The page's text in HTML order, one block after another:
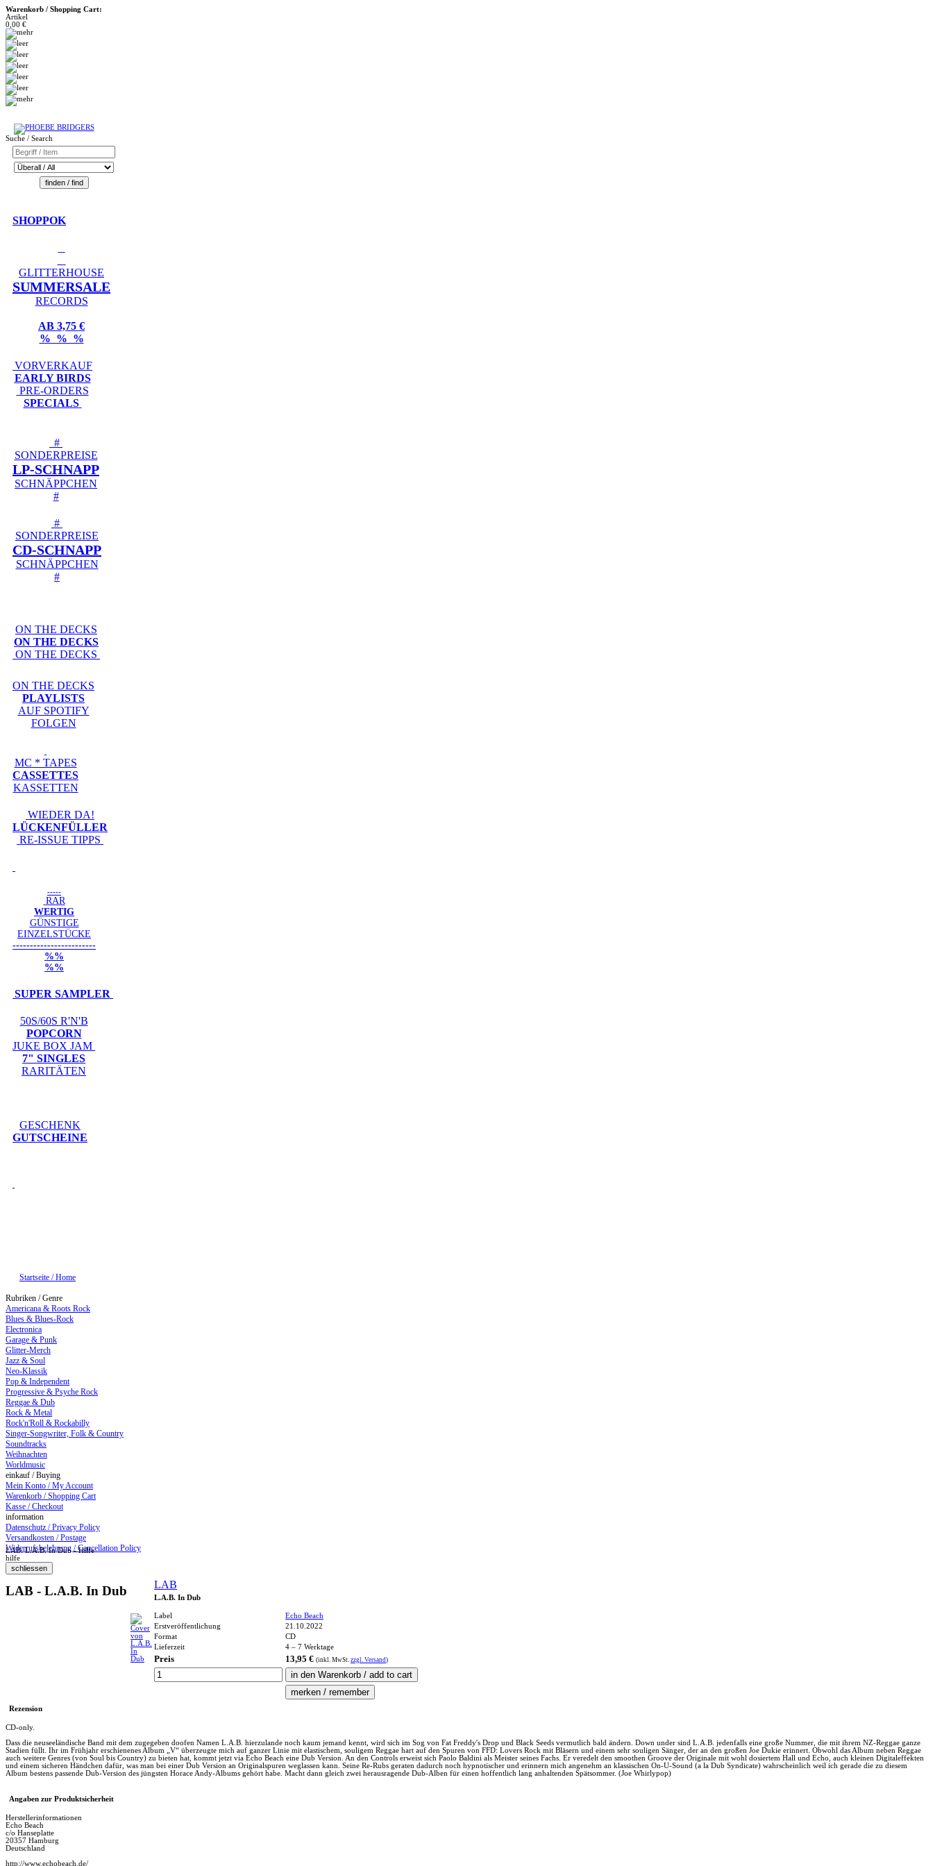
Warenkorb / Shopping Cart:
Artikel
0,00 €
Suche / Search
SHOPPOK
GLITTERHOUSE
SUMMERSALE
RECORDS
AB 3,75 €
% % %
VORVERKAUF
EARLY BIRDS
PRE-ORDERS
SPECIALS
#
SONDERPREISE
LP-SCHNAPP
SCHNÄPPCHEN
#
#
SONDERPREISE
CD-SCHNAPP
SCHNÄPPCHEN
#
ON THE DECKS
ON THE DECKS
ON THE DECKS
ON THE DECKS
PLAYLISTS
AUF SPOTIFY
FOLGEN
MC * TAPES
CASSETTES
KASSETTEN
WIEDER DA!
LÜCKENFÜLLER
RE-ISSUE TIPPS
-----
RAR
WERTIG
GÜNSTIGE
EINZELSTÜCKE
------------------------
%%
%%
SUPER SAMPLER
50S/60S R'N'B
POPCORN
JUKE BOX JAM
7" SINGLES
RARITÄTEN
GESCHENK
GUTSCHEINE
Startseite / Home
Rubriken / Genre
Americana & Roots Rock
Blues & Blues-Rock
Electronica
Garage & Punk
Glitter-Merch
Jazz & Soul
Neo-Klassik
Pop & Independent
Progressive & Psyche Rock
Reggae & Dub
Rock & Metal
Rock'n'Roll & Rockabilly
Singer-Songwriter, Folk & Country
Soundtracks
Weihnachten
Worldmusic
einkauf / Buying
Mein Konto / My Account
Warenkorb / Shopping Cart
Kasse / Checkout
information
Datenschutz / Privacy Policy
Versandkosten / Postage
Widerrufsbelehrung / Cancellation Policy
LAB: L.A.B. In Dub - Hilfe
hilfe
LAB - L.A.B. In Dub LAB
L.A.B. In Dub
Label
Echo Beach
Erstveröffentlichung
21.10.2022
Format
CD
Lieferzeit
4 – 7 Werktage
Preis 13,95 € (inkl. MwSt. zzgl. Versand)
Rezension
CD-only.
Dass die neuseeländische Band mit dem zugegeben doofen Namen L.A.B. hierzulande noch kaum jemand kennt, wird sich im Sog von Fat Freddy's Drop und Black Seeds vermutlich bald ändern. Down under sind L.A.B. jedenfalls eine große Nummer, die mit ihrem NZ-Reggae ganze
Stadien füllt. Ihr im Frühjahr erschienenes Album „V“ überzeugte mich auf ganzer Linie mit elastischem, souligem Reggae hart auf den Spuren von FFD: Lovers Rock mit Bläsern und einem sehr souligen Sänger, der an den großen Joe Dukie erinnert. Obwohl das Album neben Reggae
auch weitere Genres (von Soul bis Country) zu bieten hat, kommt jetzt via Echo Beach eine Dub Version. An den Controls erweist sich Paolo Baldini als Meister seines Fachs. Er veredelt den smoothen Groove der Originale mit wohl dosiertem Hall und Echo, auch kleinen Digitaleffekten
und einem sicheren Händchen dafür, was man bei einer Dub Version an Originalspuren weglassen kann. Seine Re-Rubs geraten dadurch noch hypnotischer und erinnern mich angenehm an klassischen On-U-Sound (a la Dub Syndicate) wahrscheinlich weil ich gerade die zu diesem
Album bestens passende Dub-Version des jüngsten Horace Andy-Albums gehört habe. Macht dann gleich zwei herausragende Dub-Alben für einen hoffentlich lang anhaltenden Spätsommer. (Joe Whirlypop)
Angaben zur Produktsicherheit
Herstellerinformationen
Echo Beach
c/o Hanseplatte
20357 Hamburg
Deutschland
http://www.echobeach.de/